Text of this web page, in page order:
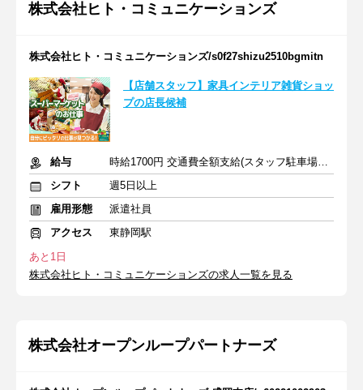
株式会社ヒト・コミュニケーションズ
株式会社ヒト・コミュニケーションズ/s0f27shizu2510bgmitn
【店舗スタッフ】家具インテリア雑貨ショッ
プの店長候補
給与
時給1700円 交通費全額支給(スタッフ駐車場あり)
シフト
週5日以上
雇用形態
派遣社員
アクセス
東静岡駅
あと1日
株式会社ヒト・コミュニケーションズの求人一覧を見る
株式会社オープンループパートナーズ